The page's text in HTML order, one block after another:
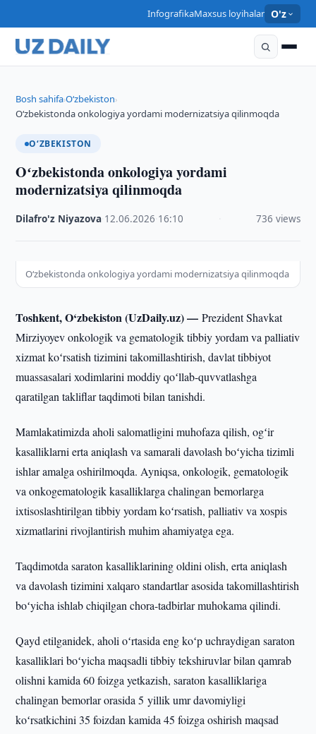
InfografikaMaxsus loyihalar O'z
Bosh sahifa›O‘zbekiston›
Oʻzbekistonda onkologiya yordami modernizatsiya qilinmoqda
O‘ZBEKISTON
Oʻzbekistonda onkologiya yordami
modernizatsiya qilinmoqda
Dilafro'z Niyazova 12.06.2026 16:10 736 views
Oʻzbekistonda onkologiya yordami modernizatsiya qilinmoqda
Toshkent, O‘zbekiston (UzDaily.uz) —Prezident Shavkat
Mirziyoyev onkologik va gematologik tibbiy yordam va palliativ
xizmat koʻrsatish tizimini takomillashtirish, davlat tibbiyot
muassasalari xodimlarini moddiy qoʻllab-quvvatlashga
qaratilgan takliflar taqdimoti bilan tanishdi.
Mamlakatimizda aholi salomatligini muhofaza qilish, ogʻir
kasalliklarni erta aniqlash va samarali davolash boʻyicha tizimli
ishlar amalga oshirilmoqda. Ayniqsa, onkologik, gematologik
va onkogematologik kasalliklarga chalingan bemorlarga
ixtisoslashtirilgan tibbiy yordam koʻrsatish, palliativ va xospis
xizmatlarini rivojlantirish muhim ahamiyatga ega.
Taqdimotda saraton kasalliklarining oldini olish, erta aniqlash
va davolash tizimini xalqaro standartlar asosida takomillashtirish
boʻyicha ishlab chiqilgan chora-tadbirlar muhokama qilindi.
Qayd etilganidek, aholi oʻrtasida eng koʻp uchraydigan saraton
kasalliklari boʻyicha maqsadli tibbiy tekshiruvlar bilan qamrab
olishni kamida 60 foizga yetkazish, saraton kasalliklariga
chalingan bemorlar orasida 5 yillik umr davomiyligi
koʻrsatkichini 35 foizdan kamida 45 foizga oshirish maqsad